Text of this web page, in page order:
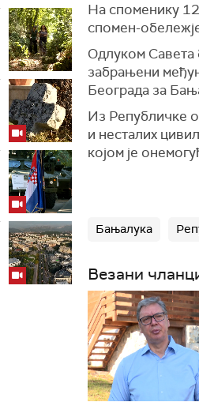
На споменику
спомен-
Одлуком Савета
забрањени
Београда за
Из Републичке
и несталих
којом је
Бањалука
Везани